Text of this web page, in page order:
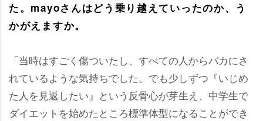
た。mayoさんはどう乗り越えていったのか、う
かがえますか。
「当時はすごく傷ついたし、すべての人からバカにさ
れているような気持ちでした。でも少しずつ『いじめ
た人を見返したい』という反骨心が芽生え、中学生で
ダイエットを始めたところ標準体型になることができ